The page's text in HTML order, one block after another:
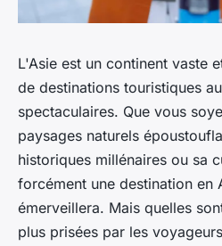
L'Asie est un continent vaste
de destinations touristiques
spectaculaires. Que vous
paysages naturels
historiques millénaires ou sa
forcément une destination en
émerveillera. Mais quelles
plus prisées par les